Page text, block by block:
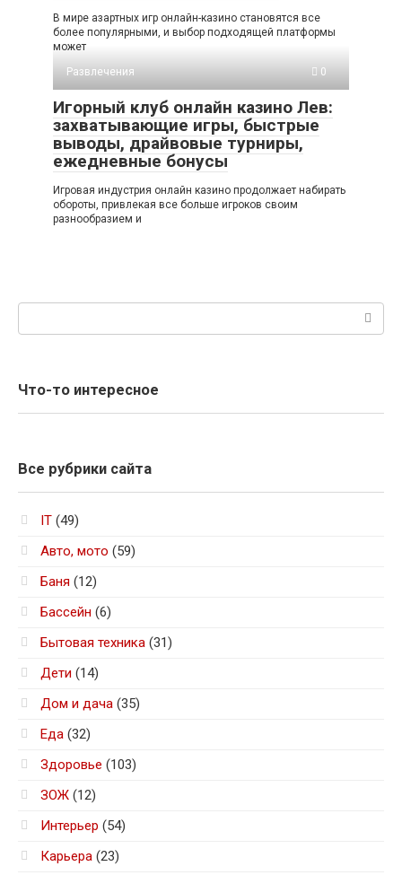
В мире азартных игр онлайн-казино становятся все
более популярными, и выбор подходящей платформы
может
Развлечения
0
Игорный клуб онлайн казино Лев:
захватывающие игры, быстрые
выводы, драйвовые турниры,
ежедневные бонусы
Игровая индустрия онлайн казино продолжает набирать
обороты, привлекая все больше игроков своим
разнообразием и
Что-то интересное
Все рубрики сайта
IT (49)
Авто, мото (59)
Баня (12)
Бассейн (6)
Бытовая техника (31)
Дети (14)
Дом и дача (35)
Еда (32)
Здоровье (103)
ЗОЖ (12)
Интерьер (54)
Карьера (23)